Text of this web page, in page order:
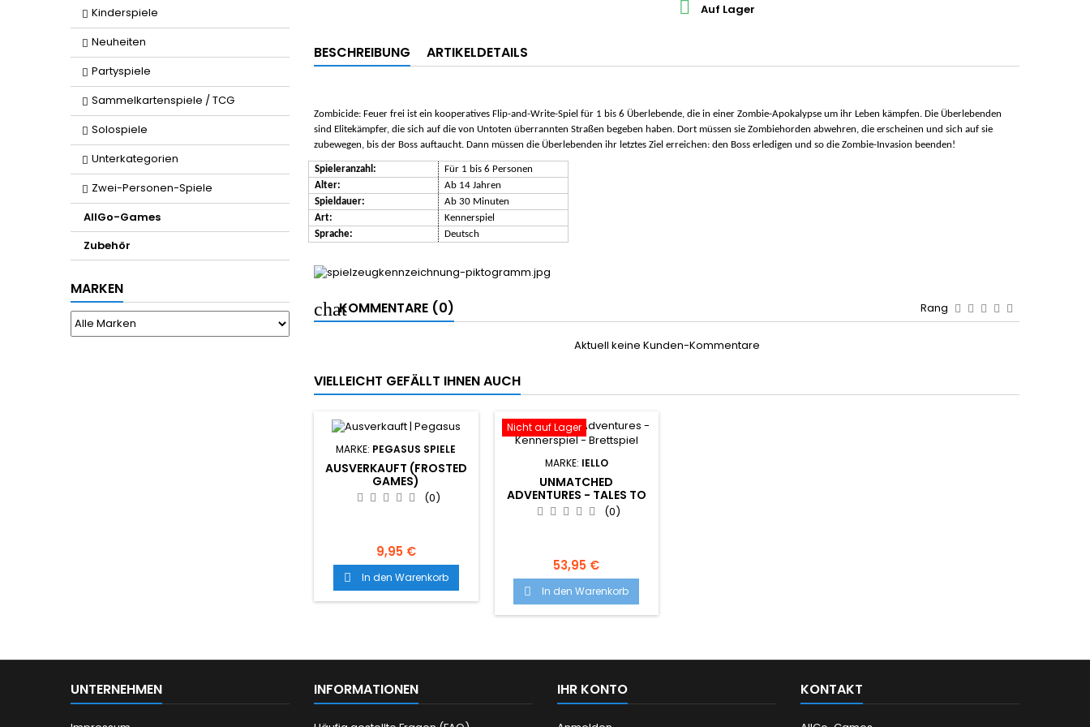
Kinderspiele
Neuheiten
Partyspiele
Sammelkartenspiele / TCG
Solospiele
Unterkategorien
Zwei-Personen-Spiele
AllGo-Games
Zubehör
MARKEN
 Auf Lager
BESCHREIBUNG ARTIKELDETAILS
Zombicide: Feuer frei ist ein kooperatives Flip-and-Write-Spiel für 1 bis 6 Überlebende, die in einer Zombie-Apokalypse um ihr Leben kämpfen. Die Überlebenden
sind Elitekämpfer, die sich auf die von Untoten überrannten Straßen begeben haben. Dort müssen sie Zombiehorden abwehren, die erscheinen und sich auf sie
zubewegen, bis der Boss auftaucht. Dann müssen die Überlebenden ihr letztes Ziel erreichen: den Boss erledigen und so die Zombie-Invasion beenden!
Spieleranzahl:
Für 1 bis 6 Personen
Alter:
Ab 14 Jahren
Spieldauer:
Ab 30 Minuten
Art:
Kennerspiel
Sprache:
Deutsch
KOMMENTARE (0) Rang
Aktuell keine Kunden-Kommentare
VIELLEICHT GEFÄLLT IHNEN AUCH
MARKE: PEGASUS SPIELE
AUSVERKAUFT (FROSTED
GAMES)
(0)
9,95 €
 In den Warenkorb
Nicht auf Lager
MARKE: IELLO
UNMATCHED
ADVENTURES - TALES TO
AMAZE (DEUTSCHE
(0)
53,95 €
 In den Warenkorb
UNTERNEHMEN INFORMATIONEN IHR KONTO KONTAKT